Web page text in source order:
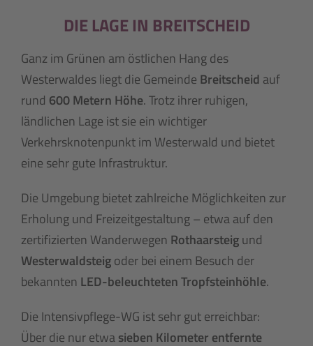
DIE LAGE IN BREITSCHEID
Ganz im Grünen am östlichen Hang des
Westerwaldes liegt die Gemeinde Breitscheid auf
rund 600 Metern Höhe. Trotz ihrer ruhigen,
ländlichen Lage ist sie ein wichtiger
Verkehrsknotenpunkt im Westerwald und bietet
eine sehr gute Infrastruktur.
Die Umgebung bietet zahlreiche Möglichkeiten zur
Erholung und Freizeitgestaltung – etwa auf den
zertifizierten Wanderwegen Rothaarsteigund
Westerwaldsteigoder bei einem Besuch der
bekannten LED-beleuchteten Tropfsteinhöhle.
Die Intensivpflege-WG ist sehr gut erreichbar:
Über die nur etwasieben Kilometer entfernte